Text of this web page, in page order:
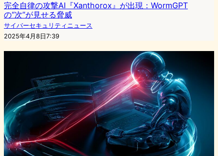
完全自律の攻撃AI『Xanthorox』が出現：WormGPT
の“次”が見せる脅威
サイバーセキュリティニュース
2025年4月8日7:39